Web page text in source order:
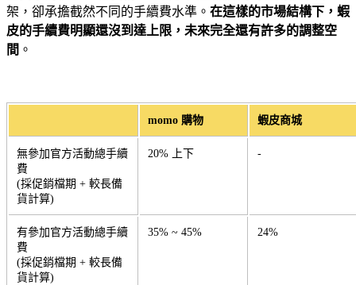
架，卻承擔截然不同的手續費水準。 在這樣的市場結構下，蝦
皮的手續費明顯還沒到達上限，未來完全還有許多的調整空
間 。
momo 購物 蝦皮商城
無參加官方活動總手續
費
(採促銷檔期 + 較長備
貨計算)
20% 上下 -
有參加官方活動總手續
費
(採促銷檔期 + 較長備
貨計算)
35% ~ 45% 24%